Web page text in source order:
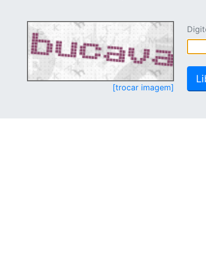
[trocar imagem]